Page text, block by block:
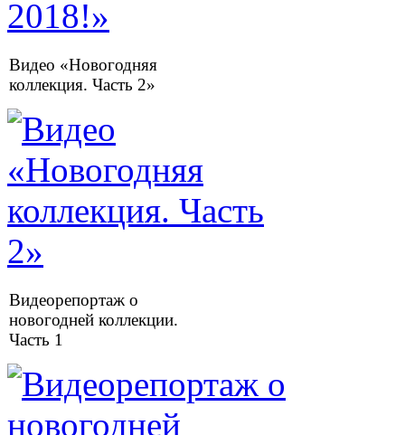
Видео «Новогодняя
коллекция. Часть 2»
Видеорепортаж о
новогодней коллекции.
Часть 1